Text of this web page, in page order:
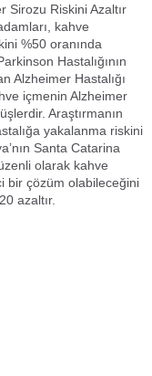
Sirozu Riskini Azaltır
kahve
%50 oranında
Hastalığının
Alzheimer Hastalığı
içmenin Alzheimer
Araştırmanın
yakalanma riskini
Santa Catarina
olarak kahve
bir çözüm olabileceğini
azaltır.